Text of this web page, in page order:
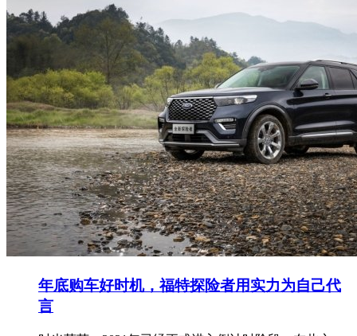
年底购车好时机，福特探险者用实力为自己代
言